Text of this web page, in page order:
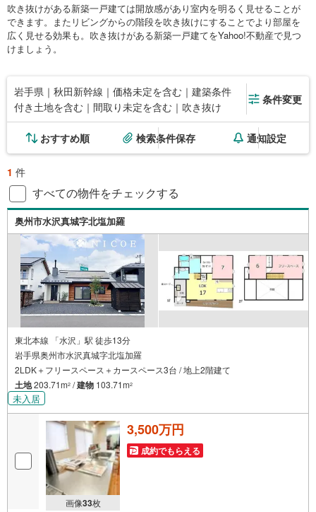
吹き抜けがある新築一戸建ては開放感があり室内を明るく見せることが
できます。またリビングからの階段を吹き抜けにすることでより部屋を
広く見せる効果も。吹き抜けがある新築一戸建てをYahoo!不動産で見つ
けましょう。
岩手県｜秋田新幹線｜価格未定を含む｜建築条件
付き土地を含む｜間取り未定を含む｜吹き抜け
条件変更
おすすめ順 検索条件保存 通知設定
1 件
すべての物件をチェックする
奥州市水沢真城字北塩加羅
東北本線 「水沢」駅 徒歩13分
岩手県奥州市水沢真城字北塩加羅
2LDK＋フリースペース＋カースペース3台 / 地上2階建て
土地203.71m2 /建物 103.71m2
未入居
画像33枚
3,500万円
成約でもらえる